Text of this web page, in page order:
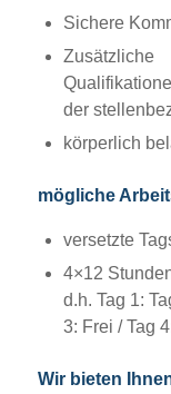
Sichere
Zusätzliche
der
körperlich
mögliche
versetzte
4×12
d.h. Tag 1:
3: Frei / Tag
Wir bieten